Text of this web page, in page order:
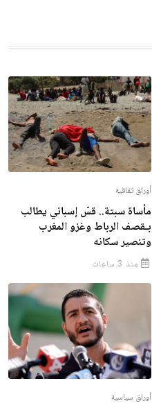
أوراق ثقافية
مأساة سبتة.. قسّ إسباني يطالب
بـقصف الرباط وغزو المغرب
وتنصير سكانه
منذ 3 ساعات
أوراق سياسية